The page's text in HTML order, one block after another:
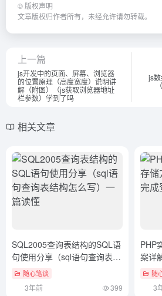
© 版权声明
文章版权归作者所有，未经允许请勿转载。
上一篇
js开发中的页面、屏幕、浏览器
的位置原理（高度宽度）说明讲
解（附图）（js获取浏览器地址
栏参数）学到了吗
js
相关文章
SQL2005查询表结构的SQL语
句使用分享（sql语句查询表结
构怎么写）一篇读懂
随心笔谈
3年前 399
PHP
案详
页面
随
3